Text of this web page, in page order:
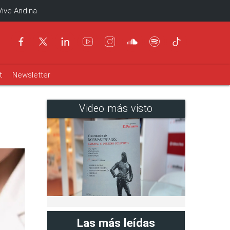
Andina
Newsletter
Video más visto
Las más leídas